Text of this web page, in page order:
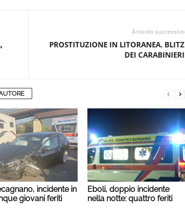
Articolo successivo
PROSTITUZIONE IN LITORANEA. BLITZ
DEI CARABINIERI
incidente in
giovani feriti
Eboli, doppio incidente
nella notte: quattro feriti